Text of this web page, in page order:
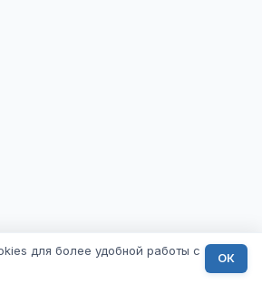
для более удобной работы с
ОК